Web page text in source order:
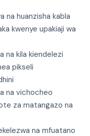
na huanzisha kabla
kwenye upakiaji wa
na kila kiendelezi
pikseli
na vichocheo
za matangazo na
na mfuatano